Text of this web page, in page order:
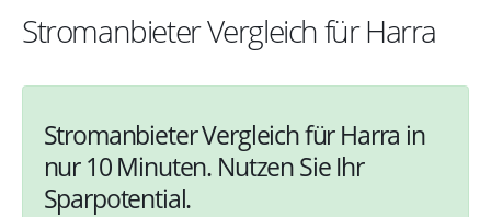
Stromanbieter Vergleich für Harra
Stromanbieter Vergleich für Harra in
nur 10 Minuten. Nutzen Sie Ihr
Sparpotential.